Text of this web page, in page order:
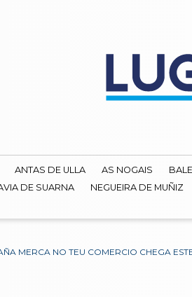
ANTAS DE ULLA AS NOGAIS
DE SUARNA NEGUEIRA DE MUÑIZ
MERCA NO TEU COMERCIO CHEGA